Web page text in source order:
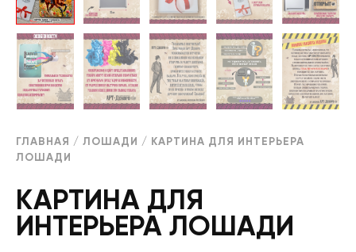
ГЛАВНАЯ / ЛОШАДИ / КАРТИНА ДЛЯ ИНТЕРЬЕРА
ЛОШАДИ
КАРТИНА ДЛЯ
ИНТЕРЬЕРА ЛОШАДИ